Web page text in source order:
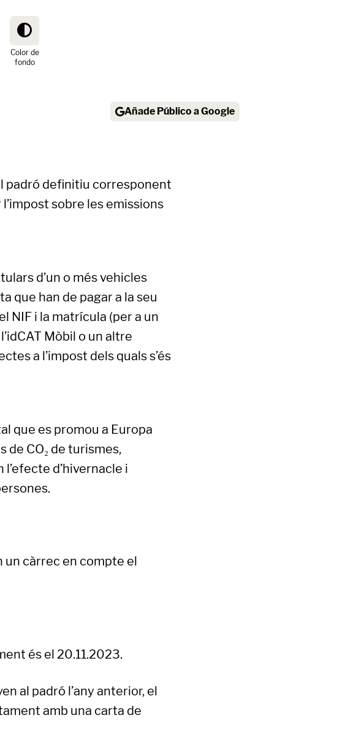
Color de
fondo
Añade Público a Google
padró definitiu corresponent
sobre les emissions
d’un o més vehicles
que han de pagar a la seu
NIF i la matrícula (per a un
Mòbil o un altre
a l’impost dels quals s’és
que es promou a Europa
de CO₂ de turismes,
d’hivernacle i
un càrrec en compte el
és el 20.11.2023.
al padró l’any anterior, el
amb una carta de